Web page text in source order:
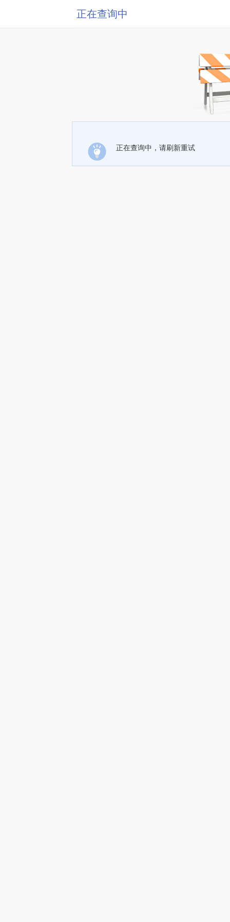
正在查询中
正在查询中，请刷新重试